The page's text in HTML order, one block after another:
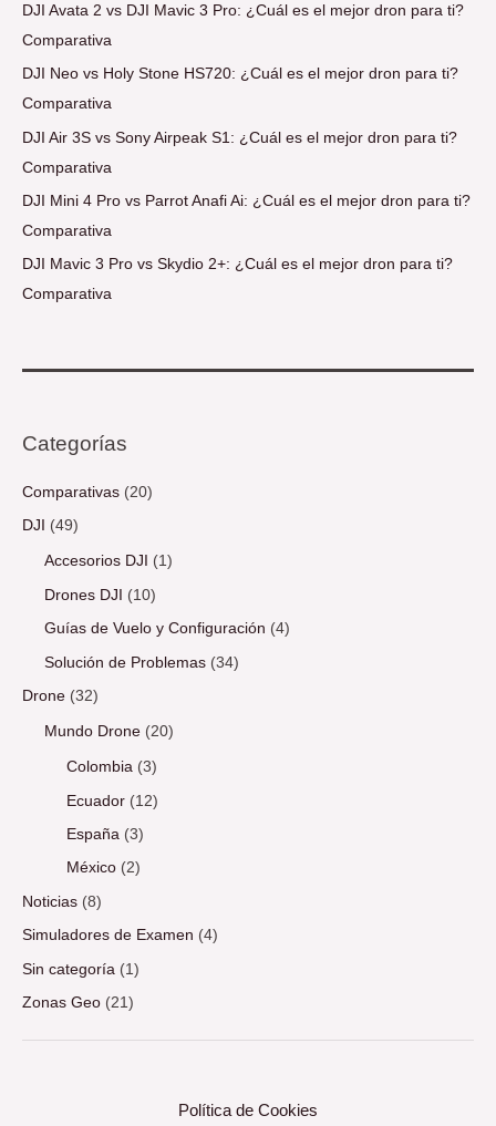
DJI Avata 2 vs DJI Mavic 3 Pro: ¿Cuál es el mejor dron para ti?
Comparativa
DJI Neo vs Holy Stone HS720: ¿Cuál es el mejor dron para ti?
Comparativa
DJI Air 3S vs Sony Airpeak S1: ¿Cuál es el mejor dron para ti?
Comparativa
DJI Mini 4 Pro vs Parrot Anafi Ai: ¿Cuál es el mejor dron para ti?
Comparativa
DJI Mavic 3 Pro vs Skydio 2+: ¿Cuál es el mejor dron para ti?
Comparativa
Categorías
Comparativas (20)
DJI (49)
Accesorios DJI (1)
Drones DJI (10)
Guías de Vuelo y Configuración (4)
Solución de Problemas (34)
Drone (32)
Mundo Drone (20)
Colombia (3)
Ecuador (12)
España (3)
México (2)
Noticias (8)
Simuladores de Examen (4)
Sin categoría (1)
Zonas Geo (21)
Política de Cookies